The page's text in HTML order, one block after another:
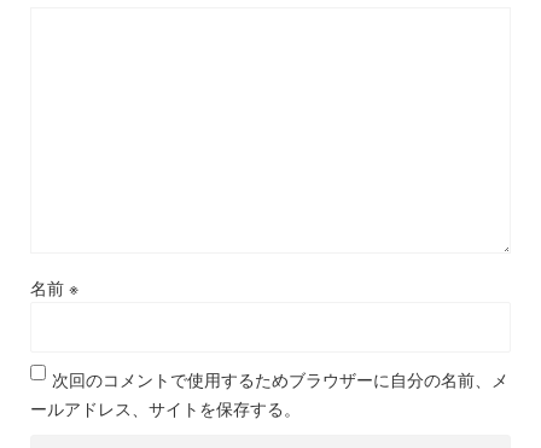
名前 ※
次回のコメントで使用するためブラウザーに自分の名前、メ
ールアドレス、サイトを保存する。